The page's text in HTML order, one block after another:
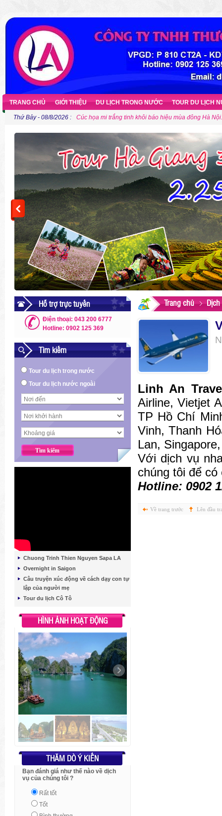
TRANG CHỦ GIỚI THIỆU DU LỊCH TRONG NƯỚC TOUR DU LỊCH
Thứ Bảy - 08/8/2026 : Cúc họa mi trắng tinh khôi báo hiệu mùa đông Hà Nội.
Hỗ trợ trực tuyến
Điện thoại: 043 200 6777
Hotline: 0902 125 369
Tìm kiếm
Tour du lịch trong nước
Tour du lịch nước ngoài
Chuong Trinh Thien Nguyen Sapa LA
Overnight in Saigon
Câu truyện xúc động về cách dạy con tự
lập của người mẹ
Tour du lịch Cô Tô
HÌNH ẢNH HOẠT ĐỘNG
THĂM DÒ Ý KIẾN
Bạn đánh giá như thế nào về dịch
vụ của chúng tôi ?
Rất tốt
Tốt
Trang chủ
Linh An
Airline, Vietjet
TP Hồ Chí
Vinh, Thanh
Lan,
Với dịch vụ
chúng tôi để
Hotline: 0902
Về trang trước Lên đầu